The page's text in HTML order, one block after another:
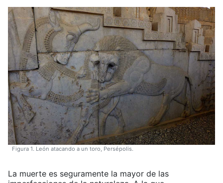
Figura 1. León atacando a un toro, Persépolis.
La muerte es seguramente la mayor de las